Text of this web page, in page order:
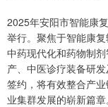
2025年安阳市智能康
举行。聚焦于智能康复
中药现代化和药物制
产、中医诊疗装备研
签约，将有效整合产
业集群发展的崭新篇章。